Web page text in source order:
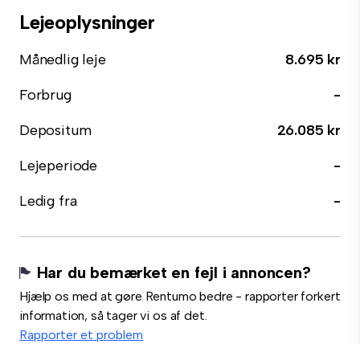
Lejeoplysninger
Månedlig leje
8.695 kr
Forbrug
-
Depositum
26.085 kr
Lejeperiode
-
Ledig fra
-
Har du bemærket en fejl i annoncen?
Hjælp os med at gøre Rentumo bedre - rapporter forkert
information, så tager vi os af det.
Rapporter et problem